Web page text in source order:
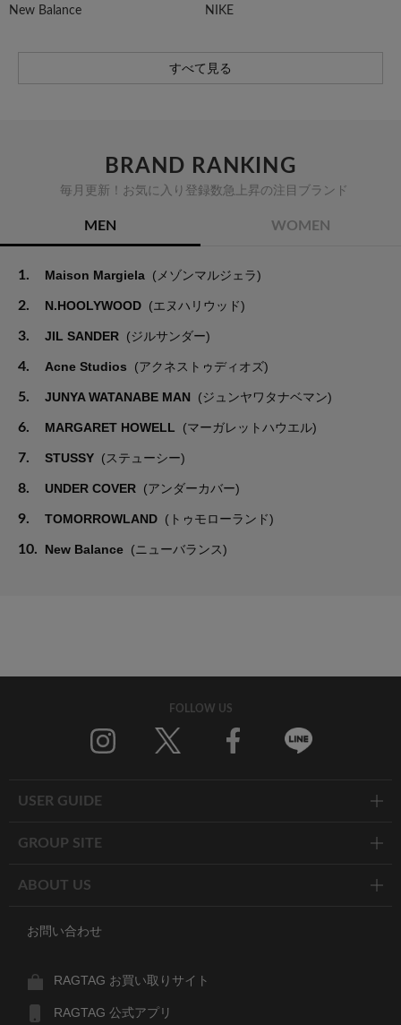
New Balance NIKE
すべて見る
BRAND RANKING
毎月更新！お気に入り登録数急上昇の注目ブランド
MEN WOMEN
1. Maison Margiela (メゾンマルジェラ)
2. N.HOOLYWOOD (エヌハリウッド)
3. JIL SANDER (ジルサンダー)
4. Acne Studios (アクネストゥディオズ)
5. JUNYA WATANABE MAN (ジュンヤワタナベマン)
6. MARGARET HOWELL (マーガレットハウエル)
7. STUSSY (ステューシー)
8. UNDER COVER (アンダーカバー)
9. TOMORROWLAND (トゥモローランド)
10. New Balance (ニューバランス)
FOLLOW US
USER GUIDE
GROUP SITE
ABOUT US
お問い合わせ
RAGTAG お買い取りサイト
RAGTAG 公式アプリ